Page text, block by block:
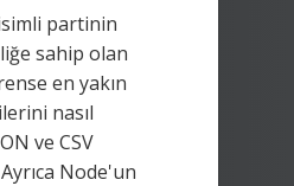
partinin
sahip olan
en yakın
nasıl
ve CSV
Node'un